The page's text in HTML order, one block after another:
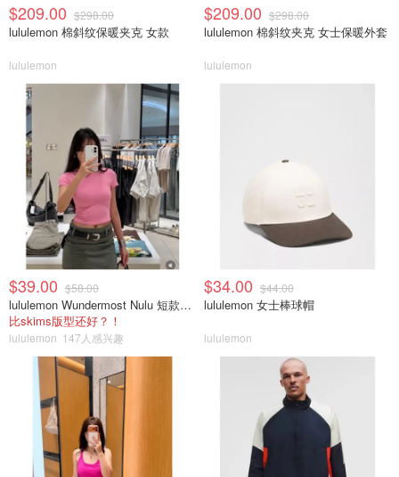
$209.00 $298.00
lululemon 棉斜纹保暖夹克 女款
lululemon
$209.00 $298.00
lululemon 棉斜纹夹克 女士保暖外套
lululemon
$39.00 $58.00
lululemon Wundermost Nulu 短款圆领T恤
比skims版型还好？！
lululemon 147人感兴趣
$34.00 $44.00
lululemon 女士棒球帽
lululemon